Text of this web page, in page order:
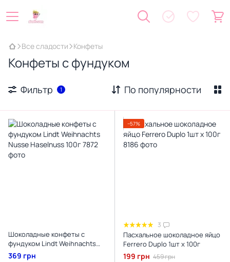
Все сладости Конфеты
Конфеты с фундуком
Фильтр 1 По популярности
Шоколадные конфеты с
фундуком Lindt Weihnachts
Nusse Haselnuss 100г
369 грн
−57%
3
Пасхальное шоколадное яйцо
Ferrero Duplo 1шт х 100г
199 грн 459 грн